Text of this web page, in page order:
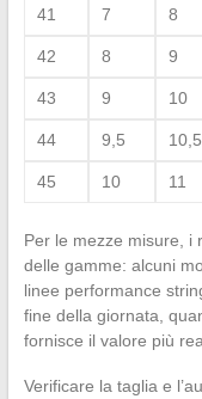
41 7 8
42 8 9
43 9 10
44 9,5 10,5
45 10 11
Per le mezze misure, i
delle gamme: alcuni
linee performance
fine della giornata,
fornisce il valore più
Verificare la taglia e